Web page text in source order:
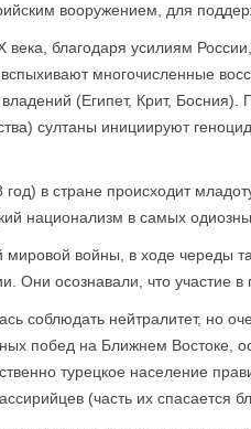
вооружением, для
века, благодаря усилиям
многочисленные
(Египет, Крит,
султаны инициируют
год) в стране происходит
национализм в самых
войны, в ходе череды
Они осознавали, что участие
соблюдать нейтралитет, но
побед на Ближнем Востоке,
турецкое население
(часть их спасается